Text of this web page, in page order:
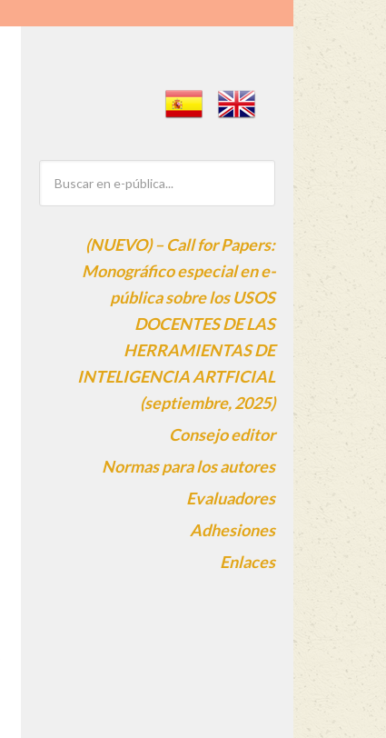
(NUEVO) – Call for Papers:
Monográfico especial en e-
pública sobre los USOS
DOCENTES DE LAS
HERRAMIENTAS DE
INTELIGENCIA ARTFICIAL
(septiembre, 2025)
Consejo editor
Normas para los autores
Evaluadores
Adhesiones
Enlaces